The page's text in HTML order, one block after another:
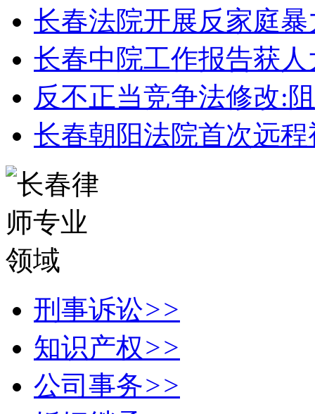
长春法院开展反家庭
长春中院工作报告获
反不正当竞争法修改:
长春朝阳法院首次远
刑事诉讼>>
知识产权>>
公司事务>>